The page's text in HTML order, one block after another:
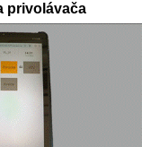
privolávača